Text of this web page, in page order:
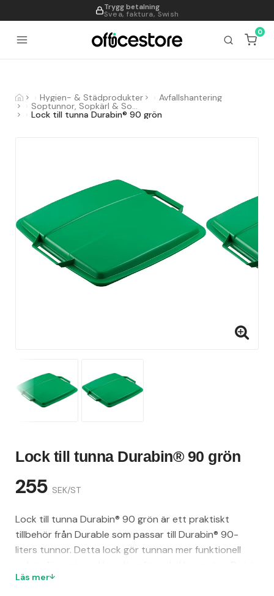
Trygg betalning
Svea, faktura, Swish
995
0
Hygien- & Städprodukter Avfallshantering
Soptunnor, Sopkärl & Sopsorteringskärl
Lock till tunna Durabin® 90 grön
Lock till tunna Durabin® 90 grön
255 SEK/ST
Lock till tunna Durabin® 90 grön är ett praktiskt
tillbehör från Durable som passar till Durabin® 90-
liters tunnor. Detta lock gör tunnan mer funktionell
livsmedelsgodkänt enligt EU-förordning nr.
Läs mer